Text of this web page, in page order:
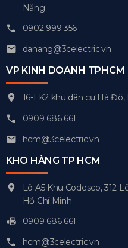
Nẵng
0902 999 356
danang@3celectric.vn
VP KINH DOANH TPHCM
16-LK2 khu dân cư Hà
0909 686 661
hcm@3celectric.vn
KHO HÀNG TP HCM
Lô A5 Khu Codesco, 312
Hồ Chí Minh
0909 686 661
hcm@3celectric.vn